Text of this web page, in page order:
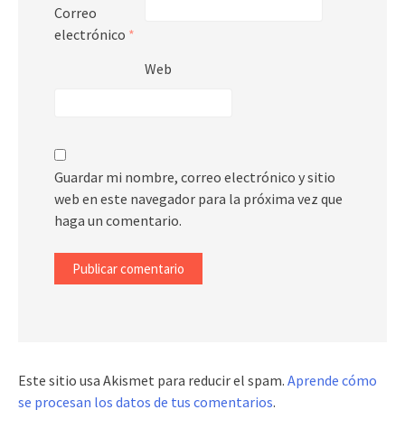
Correo
electrónico *
Web
Guardar mi nombre, correo electrónico y sitio
web en este navegador para la próxima vez que
haga un comentario.
Este sitio usa Akismet para reducir el spam. Aprende cómo
se procesan los datos de tus comentarios.